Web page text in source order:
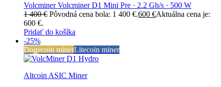
Volcminer Volcminer D1 Mini Pre · 2.2 Gh/s · 500 W
1 400€ Pôvodná cena bola: 1 400 €.600 €Aktuálna cena je:
600 €.
Pridať do košíka
-25%
Dogecoin minerLitecoin miner
Altcoin ASIC Miner